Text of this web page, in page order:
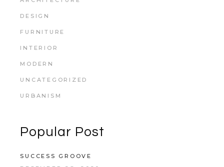
DESIGN
FURNITURE
INTERIOR
MODERN
UNCATEGORIZED
URBANISM
Popular Post
SUCCESS GROOVE